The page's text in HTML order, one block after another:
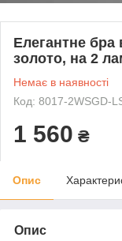
Елегантне
золото, на 2
Немає в наявності
Код: 8017-2WSGD-
1 560 ₴
Опис
Опис